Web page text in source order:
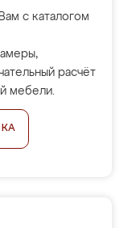
с каталогом
расчёт
мебели.